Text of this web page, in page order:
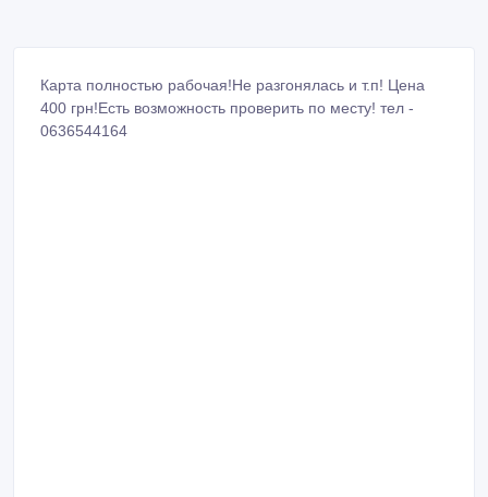
Карта полностью рабочая!Не разгонялась и т.п! Цена
400 грн!Есть возможность проверить по месту! тел -
0636544164